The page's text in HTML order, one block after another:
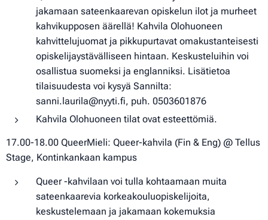
jakamaan sateenkaarevan opiskelun ilot ja murheet
kahvikupposen äärellä! Kahvila Olohuoneen
kahvittelujuomat ja pikkupurtavat omakustanteisesti
opiskelijaystävälliseen hintaan. Keskusteluihin voi
osallistua suomeksi ja englanniksi. Lisätietoa
tilaisuudesta voi kysyä Sannilta:
sanni.laurila@nyyti.fi, puh. 0503601876
Kahvila Olohuoneen tilat ovat esteettömiä.
17.00-18.00 QueerMieli: Queer-kahvila (Fin & Eng) @ Tellus
Stage, Kontinkankaan kampus
Queer -kahvilaan voi tulla kohtaamaan muita
sateenkaarevia korkeakouluopiskelijoita,
keskustelemaan ja jakamaan kokemuksia